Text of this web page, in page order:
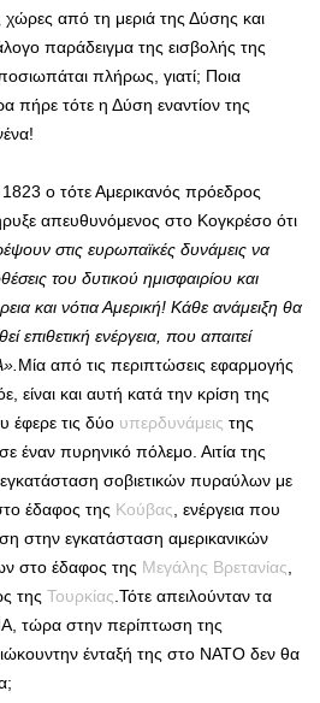
χώρες από τη μεριά της Δύσης και
παράδειγμα της εισβολής της
πλήρως, γιατί; Ποια
πήρε τότε η Δύση εναντίον της
ο τότε Αμερικανός πρόεδρος
απευθυνόμενος στο Κογκρέσο ότι
στις ευρωπαϊκές δυνάμεις να
του δυτικού ημισφαιρίου και
και νότια Αμερική! Κάθε ανάμειξη θα
επιθετική ενέργεια, που απαιτεί
Μία από τις περιπτώσεις εφαρμογής
είναι και αυτή κατά την κρίση της
έφερε τις δύο υπερδυνάμεις της
έναν πυρηνικό πόλεμο. Αιτία της
σοβιετικών πυραύλων με
έδαφος της Κούβας , ενέργεια που
στην εγκατάσταση αμερικανικών
στο έδαφος της Μεγάλης Βρετανίας
της Τουρκίας .Τότε απειλούνταν τα
τώρα στην περίπτωση της
ένταξή της στο ΝΑΤΟ δεν θα